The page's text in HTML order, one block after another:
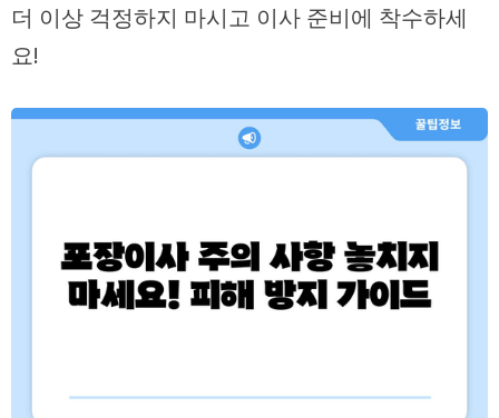
더 이상 걱정하지 마시고 이사 준비에 착수하세
요!